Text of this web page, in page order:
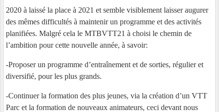
2020 à laissé la place à 2021 et semble visiblement laisser augurer
des mêmes difficultés à maintenir un programme et des activités
planifiées. Malgré cela le MTBVTT21 à choisi le chemin de
l’ambition pour cette nouvelle année, à savoir:
-Proposer un programme d’entraînement et de sorties, régulier et
diversifié, pour les plus grands.
-Continuer la formation des plus jeunes, via la création d’un VTT
Parc et la formation de nouveaux animateurs, ceci devant nous